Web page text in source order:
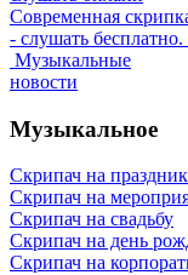
Современная
- слушать
Музыкальные
новости
Музыкальное
Скрипач на праздник
Скрипач на
Скрипач на свадьбу
Скрипач на день
Скрипач на